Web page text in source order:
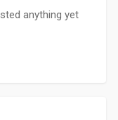
anything yet